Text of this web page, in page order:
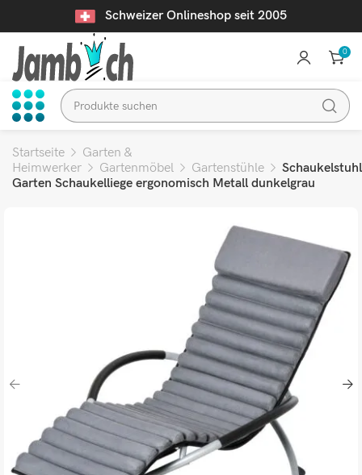
Schweizer Onlineshop seit 2005
0
Startseite
Garten &
Heimwerker
Gartenmöbel Gartenstühle
Schaukelstuhl
Garten Schaukelliege ergonomisch Metall dunkelgrau